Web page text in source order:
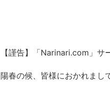
【謹告】「Narinari.com」サ
陽春の候、皆様におかれまし